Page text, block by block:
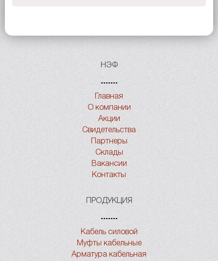
НЭФ
Главная
О компании
Акции
Свидетельства
Партнеры
Склады
Вакансии
Контакты
ПРОДУКЦИЯ
Кабель силовой
Муфты кабельные
Арматура кабельная